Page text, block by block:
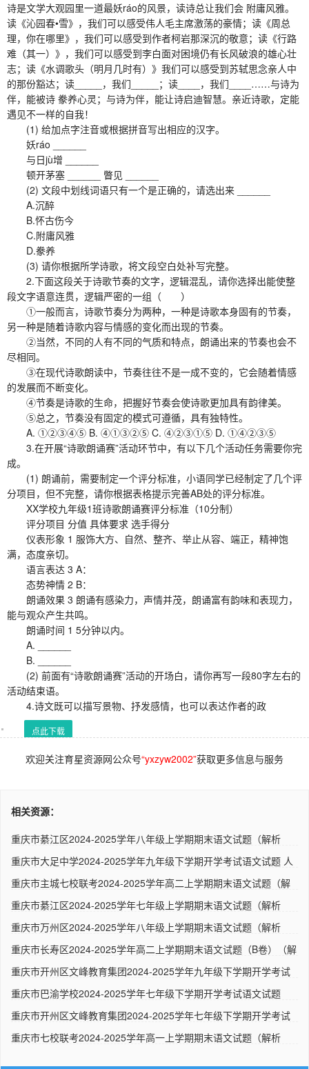
诗是文学大观园里一道最妖ráo的风景，读诗总让我们会 附庸风雅。
读《沁园春•雪》，我们可以感受伟人毛主席激荡的豪情；读《周总
理，你在哪里》，我们可以感受到作者柯岩那深沉的敬意；读《行路
难（其一）》，我们可以感受到李白面对困境仍有长风破浪的雄心壮
志；读《水调歌头（明月几时有）》我们可以感受到苏轼思念亲人中
的那份豁达；读_____，我们_____；读____，我们____……与诗为
伴，能被诗 豢养心灵；与诗为伴，能让诗启迪智慧。亲近诗歌，定能
遇见不一样的自我！
(1) 给加点字注音或根据拼音写出相应的汉字。
妖ráo ______
与日jù增 ______
顿开茅塞 ______ 瞥见 ______
(2) 文段中划线词语只有一个是正确的，请选出来 ______
A.沉醉
B.怀古伤今
C.附庸风雅
D.豢养
(3) 请你根据所学诗歌，将文段空白处补写完整。
2.下面这段关于诗歌节奏的文字，逻辑混乱，请你选择出能使整
段文字语意连贯，逻辑严密的一组（ ）
①一般而言，诗歌节奏分为两种，一种是诗歌本身固有的节奏，
另一种是随着诗歌内容与情感的变化而出现的节奏。
②当然，不同的人有不同的气质和特点，朗诵出来的节奏也会不
尽相同。
③在现代诗歌朗读中，节奏往往不是一成不变的，它会随着情感
的发展而不断变化。
④节奏是诗歌的生命，把握好节奏会使诗歌更加具有韵律美。
⑤总之，节奏没有固定的模式可遵循，具有独特性。
A. ①②③④⑤ B. ④①③②⑤ C. ④②③①⑤ D. ①④②③⑤
3.在开展“诗歌朗诵赛”活动环节中，有以下几个活动任务需要你完
成。
(1) 朗诵前，需要制定一个评分标准，小语同学已经制定了几个评
分项目，但不完整，请你根据表格提示完善AB处的评分标准。
XX学校九年级1班诗歌朗诵赛评分标准（10分制）
评分项目 分值 具体要求 选手得分
仪表形象 1 服饰大方、自然、整齐、举止从容、端正，精神饱
满，态度亲切。
语言表达 3 A：
态势神情 2 B：
朗诵效果 3 朗诵有感染力，声情并茂，朗诵富有韵味和表现力，
能与观众产生共鸣。
朗诵时间 1 5分钟以内。
A. ______
B. ______
(2) 前面有“诗歌朗诵赛”活动的开场白，请你再写一段80字左右的
活动结束语。
4.诗文既可以描写景物、抒发感情，也可以表达作者的政
点此下载
欢迎关注育星资源网公众号“yxzyw2002”获取更多信息与服务
相关资源：
重庆市綦江区2024-2025学年八年级上学期期末语文试题（解析
重庆市大足中学2024-2025学年九年级下学期开学考试语文试题 人
重庆市主城七校联考2024-2025学年高二上学期期末语文试题（解
重庆市綦江区2024-2025学年七年级上学期期末语文试题（解析
重庆市万州区2024-2025学年八年级上学期期末语文试题（解析
重庆市长寿区2024-2025学年高二上学期期末语文试题（B卷）（解
重庆市开州区文峰教育集团2024-2025学年九年级下学期开学考试
重庆市巴渝学校2024-2025学年七年级下学期开学考试语文试题
重庆市开州区文峰教育集团2024-2025学年七年级下学期开学考试
重庆市七校联考2024-2025学年高一上学期期末语文试题（解析